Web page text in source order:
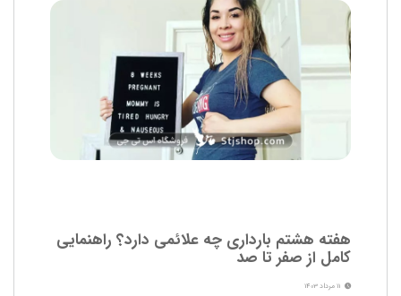
هفته هشتم بارداری چه علائمی دارد؟ راهنمایی
کامل از صفر تا صد
11 مرداد 1403